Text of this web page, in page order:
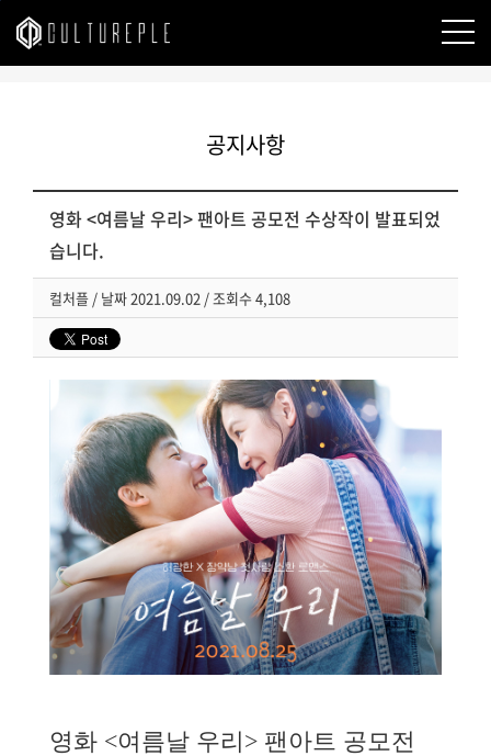
본문바로가기
공지사항
영화 <여름날 우리> 팬아트 공모전 수상작이 발표되었
습니다.
컬처플 / 날짜2021.09.02 /조회수4,108
영화 <여름날 우리> 팬아트 공모전